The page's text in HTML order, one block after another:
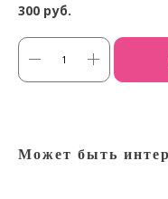
300 руб.
Может быть